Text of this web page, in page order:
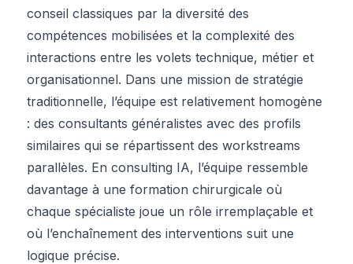
conseil classiques par la diversité des
compétences mobilisées et la complexité des
interactions entre les volets technique, métier et
organisationnel. Dans une mission de stratégie
traditionnelle, l’équipe est relativement homogène
: des consultants généralistes avec des profils
similaires qui se répartissent des workstreams
parallèles. En consulting IA, l’équipe ressemble
davantage à une formation chirurgicale où
chaque spécialiste joue un rôle irremplaçable et
où l’enchaînement des interventions suit une
logique précise.